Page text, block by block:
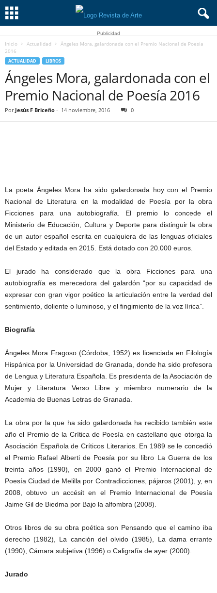
Publicidad
Inicio Actualidad
Ángeles Mora, galardonada con el Premio Nacional de Poesía
2016
ACTUALIDAD LIBROS
Ángeles Mora, galardonada con el
Premio Nacional de Poesía 2016
Por Jesús F Briceño - 14 noviembre, 2016 0
La poeta Ángeles Mora ha sido galardonada hoy con el Premio
Nacional de Literatura en la modalidad de Poesía por la obra
Ficciones para una autobiografía. El premio lo concede el
Ministerio de Educación, Cultura y Deporte para distinguir la obra
de un autor español escrita en cualquiera de las lenguas oficiales
del Estado y editada en 2015. Está dotado con 20.000 euros.
El jurado ha considerado que la obra Ficciones para una
autobiografía es merecedora del galardón “por su capacidad de
expresar con gran vigor poético la articulación entre la verdad del
sentimiento, doliente o luminoso, y el fingimiento de la voz lírica”.
Biografía
Ángeles Mora Fragoso (Córdoba, 1952) es licenciada en Filología
Hispánica por la Universidad de Granada, donde ha sido profesora
de Lengua y Literatura Española. Es presidenta de la Asociación de
Mujer y Literatura Verso Libre y miembro numerario de la
Academia de Buenas Letras de Granada.
La obra por la que ha sido galardonada ha recibido también este
año el Premio de la Crítica de Poesía en castellano que otorga la
Asociación Española de Críticos Literarios. En 1989 se le concedió
el Premio Rafael Alberti de Poesía por su libro La Guerra de los
treinta años (1990), en 2000 ganó el Premio Internacional de
Poesía Ciudad de Melilla por Contradicciones, pájaros (2001), y, en
2008, obtuvo un accésit en el Premio Internacional de Poesía
Jaime Gil de Biedma por Bajo la alfombra (2008).
Otros libros de su obra poética son Pensando que el camino iba
derecho (1982), La canción del olvido (1985), La dama errante
(1990), Cámara subjetiva (1996) o Caligrafía de ayer (2000).
Jurado